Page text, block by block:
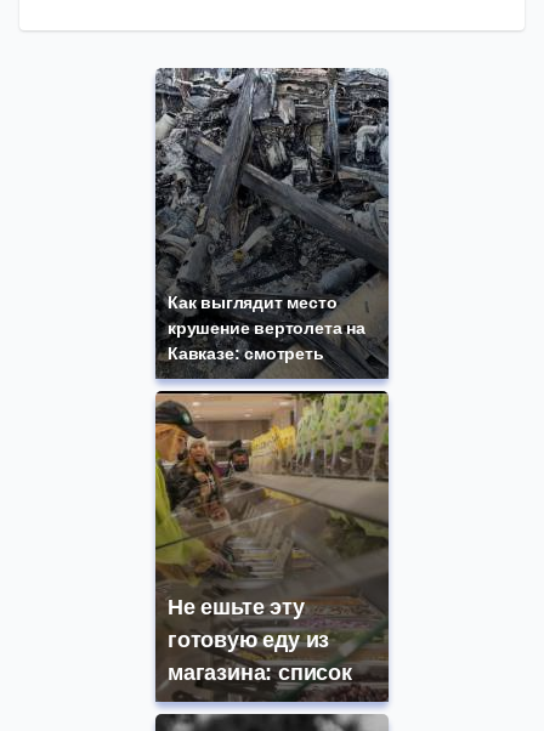
Как выглядит место
крушение вертолета на
Кавказе: смотреть
Не ешьте эту
готовую еду из
магазина: список